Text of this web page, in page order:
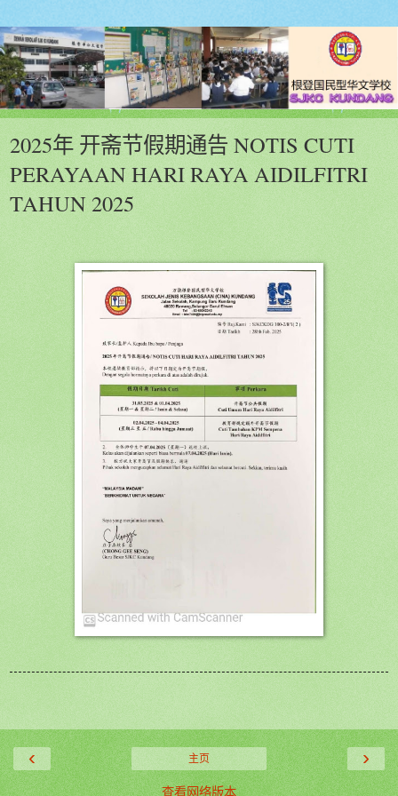
2025年 开斋节假期通告 NOTIS CUTI
PERAYAAN HARI RAYA AIDILFITRI
TAHUN 2025
‹ ›
主页
查看网络版本